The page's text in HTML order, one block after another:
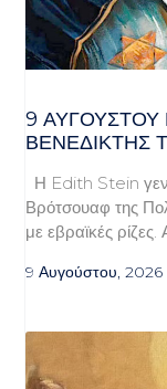
9 ΑΥΓΟΥΣΤΟΥ
ΒΕΝΕΔΙΚΤΗΣ
Η Edith Stein
Βρότσουαφ της
με εβραϊκές
9 Αυγούστου, 2026